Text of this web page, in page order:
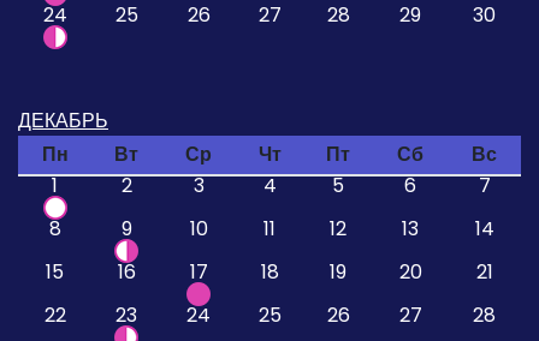
24
25 26 27 28 29 30
ДЕКАБРЬ
Пн
Вт Ср Чт Пт Сб
Вс
1
2 3 4 5 6
7
8
9 10 11 12 13
14
15
16 17 18 19 20
21
22
23 24 25 26 27
28